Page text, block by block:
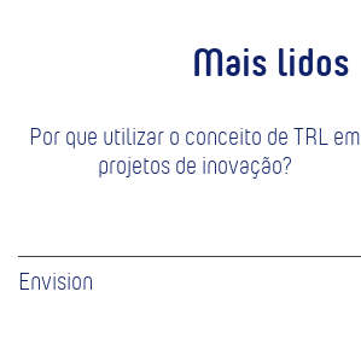
Mais lidos
Por que utilizar o conceito de TRL em
projetos de inovação?
Envision